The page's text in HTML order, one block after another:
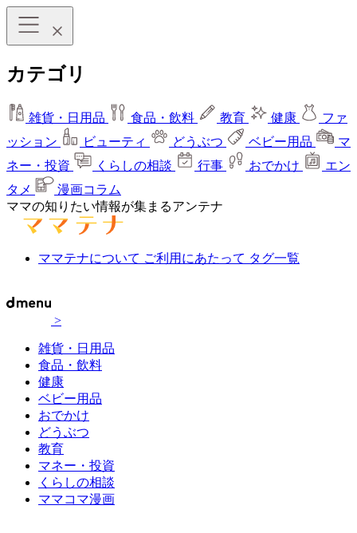
カテゴリ
雑貨・日用品 食品・飲料 教育 健康
ファ
ッション
ビューティ どうぶつ ベビー用品
マ
ネー・投資
くらしの相談 行事 おでかけ
エン
タメ
漫画コラム
ママの知りたい情報が集まるアンテナ
ママテナについて ご利用にあたって タグ一覧
>
雑貨・日用品
食品・飲料
健康
ベビー用品
おでかけ
どうぶつ
教育
マネー・投資
くらしの相談
ママコマ漫画